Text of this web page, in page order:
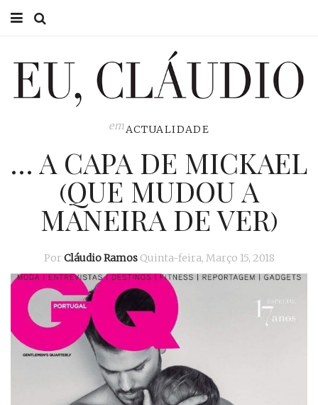
EU CLÁUDIO
EU NA TV
ACTUALIDADE
emACTUALIDADE
… A CAPA DE MICKAEL
(QUE MUDOU A
MANEIRA DE VER)
Por Cláudio Ramos Quinta-feira, Março 15, 2018